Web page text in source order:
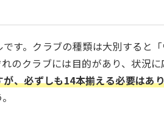
す。クラブの種類は大別すると
のクラブには目的があり、状況
、必ずしも14本揃える必要はあ